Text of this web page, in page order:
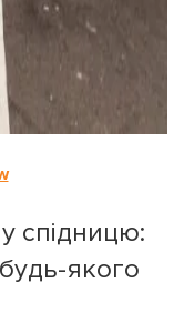
спідницю:
якого